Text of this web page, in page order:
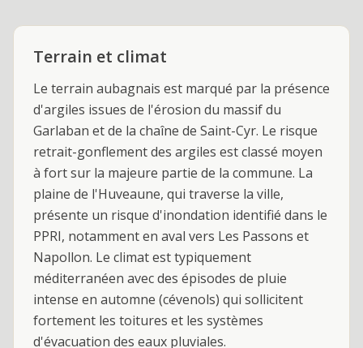
Terrain et climat
Le terrain aubagnais est marqué par la présence
d'argiles issues de l'érosion du massif du
Garlaban et de la chaîne de Saint-Cyr. Le risque
retrait-gonflement des argiles est classé moyen
à fort sur la majeure partie de la commune. La
plaine de l'Huveaune, qui traverse la ville,
présente un risque d'inondation identifié dans le
PPRI, notamment en aval vers Les Passons et
Napollon. Le climat est typiquement
méditerranéen avec des épisodes de pluie
intense en automne (cévenols) qui sollicitent
fortement les toitures et les systèmes
d'évacuation des eaux pluviales.